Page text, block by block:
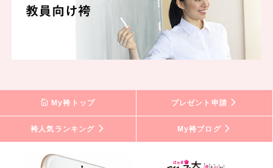
My袴トップ プレゼント申請
袴人気ランキング My袴ブログ